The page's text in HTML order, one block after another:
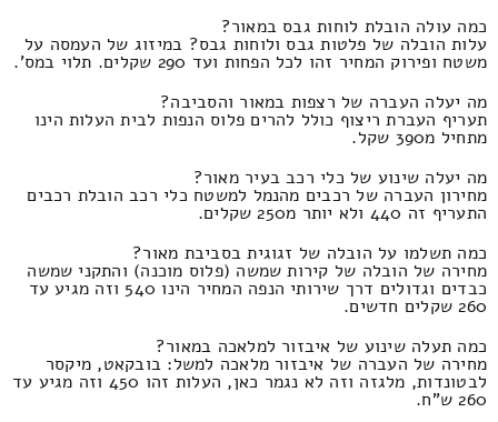
כמה עולה הובלת לוחות גבס במאור?
עלות הובלה של פלטות גבס ולוחות גבס? במיזוג של העמסה על
משטח ופירוק המחיר זהו לכל הפחות ועד 290 שקלים. תלוי במס'.
מה יעלה העברה של רצפות במאור והסביבה?
תעריף העברת ריצוף כולל להרים פלוס הנפות לבית העלות הינו
מתחיל מ390 שקל.
מה יעלה שינוע של כלי רכב בעיר מאור?
מחירון העברה של רכבים מהנמל למשטח כלי רכב הובלת רכבים
התעריף זה 440 ולא יותר מ250 שקלים.
כמה תשלמו על הובלה של זגוגית בסביבת מאור?
מחירה של הובלה של קירות שמשה (פלוס מוכנה) והתקני שמשה
כבדים וגדולים דרך שירותי הנפה המחיר הינו 540 וזה מגיע עד
260 שקלים חדשים.
כמה תעלה שינוע של איבזור למלאכה במאור?
מחירה של העברה של איבזור מלאכה למשל: בובקאט, מיקסר
לבטונדות, מלגזה וזה לא נגמר כאן, העלות זהו 450 וזה מגיע עד
260 ש"ח.